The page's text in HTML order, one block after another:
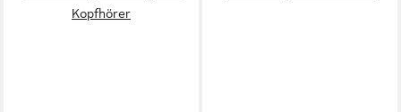
Kopfhörer